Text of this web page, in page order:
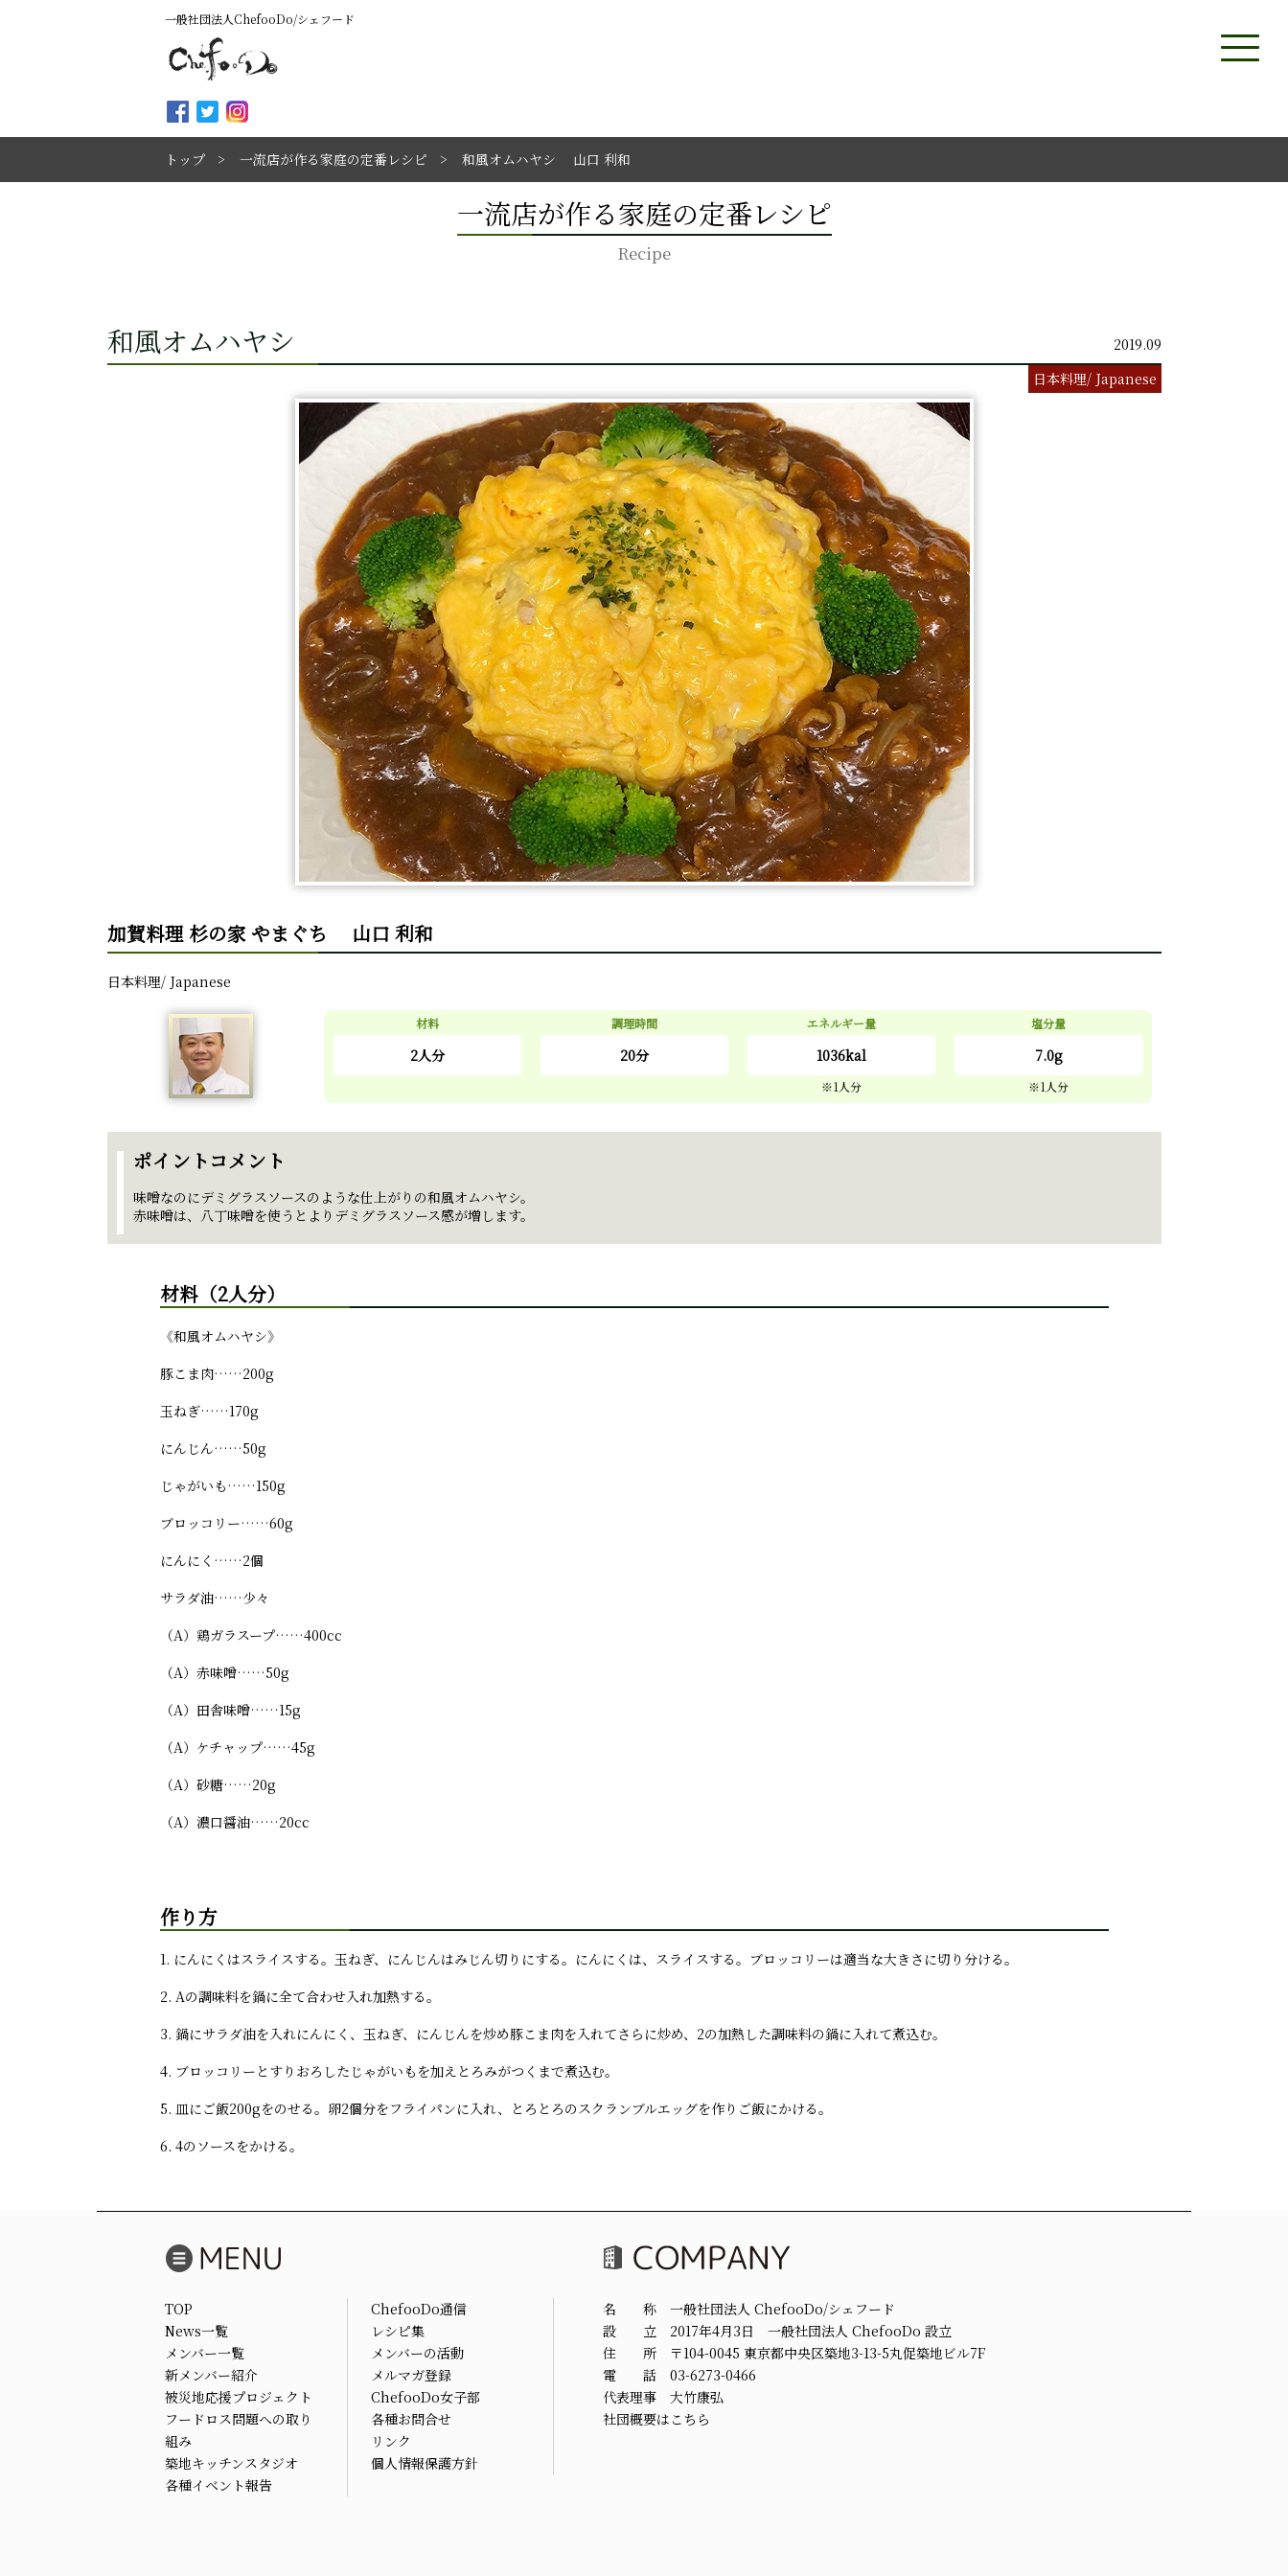
一般社団法人ChefooDo/シェフード
トップ 一流店が作る家庭の定番レシピ 和風オムハヤシ 山口 利和
一流店が作る家庭の定番レシピ
Recipe
和風オムハヤシ
2019.09
日本料理/ Japanese
加賀料理 杉の家 やまぐち 山口 利和
日本料理/ Japanese
材料
2人分
調理時間
20分
エネルギー量
1036kal
塩分量
7.0g
ポイントコメント
味噌なのにデミグラスソースのような仕上がりの和風オムハヤシ。
赤味噌は、八丁味噌を使うとよりデミグラスソース感が増します。
材料（2人分）
《和風オムハヤシ》
豚こま肉……200g
玉ねぎ……170g
にんじん……50g
じゃがいも……150g
ブロッコリー……60g
にんにく……2個
サラダ油……少々
（A）鶏ガラスープ……400cc
（A）赤味噌……50g
（A）田舎味噌……15g
（A）ケチャップ……45g
（A）砂糖……20g
（A）濃口醤油……20cc
作り方
1. にんにくはスライスする。玉ねぎ、にんじんはみじん切りにする。にんにくは、スライスする。ブロッコリーは適当な大きさに切り分ける。
2. Aの調味料を鍋に全て合わせ入れ加熱する。
3. 鍋にサラダ油を入れにんにく、玉ねぎ、にんじんを炒め豚こま肉を入れてさらに炒め、2の加熱した調味料の鍋に入れて煮込む。
4. ブロッコリーとすりおろしたじゃがいもを加えとろみがつくまで煮込む。
5. 皿にご飯200gをのせる。卵2個分をフライパンに入れ、とろとろのスクランブルエッグを作りご飯にかける。
6. 4のソースをかける。
TOP
News一覧
メンバー一覧
新メンバー紹介
被災地応援プロジェクト
フードロス問題への取り
組み
築地キッチンスタジオ
各種イベント報告
ChefooDo通信
レシピ集
メンバーの活動
メルマガ登録
ChefooDo女子部
各種お問合せ
リンク
個人情報保護方針
名 称 一般社団法人 ChefooDo/シェフード
設 立 2017年4月3日 一般社団法人 ChefooDo 設立
住 所 〒104-0045 東京都中央区築地3-13-5丸促築地ビル7F
電 話 03-6273-0466
代表理事 大竹康弘
社団概要はこちら